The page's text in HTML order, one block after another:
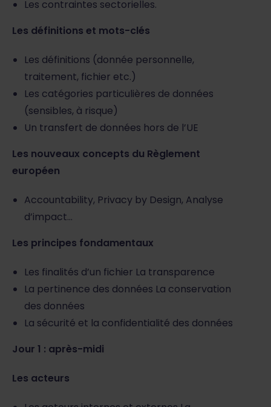
Les contraintes sectorielles.
Les définitions et mots-clés
Les définitions (donnée personnelle,
traitement, fichier etc.)
Les catégories particulières de données
(sensibles, à risque)
Un transfert de données hors de l’UE
Les nouveaux concepts du Règlement
européen
Accountability, Privacy by Design, Analyse
d’impact…
Les principes fondamentaux
Les finalités d’un fichier La transparence
La pertinence des données La conservation
des données
La sécurité et la confidentialité des données
Jour 1 : après-midi
Les acteurs